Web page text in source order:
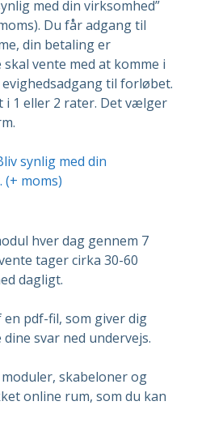
med din virksomhed”
Du får adgang til
din betaling er
vente med at komme i
til forløbet.
i 1 eller 2 rater. Det vælger
synlig med din
moms)
hver dag gennem 7
tager cirka 30-60
dagligt.
pdf-fil, som giver dig
svar ned undervejs.
skabeloner og
online rum, som du kan